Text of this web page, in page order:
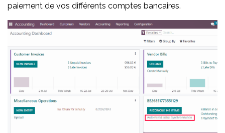
paiement de vos différents comptes bancaires.